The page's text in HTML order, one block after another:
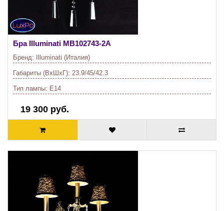
Бра Illuminati MB102743-2A
Бренд: Illuminati (Италия)
Габариты (ВхШхГ): 23.9/45/42.3
Тип лампы: E14
19 300 руб.